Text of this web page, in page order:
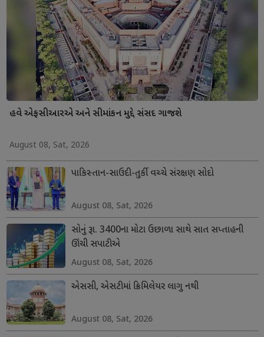
હવે એફસીઆરએ અને સીમાંકન મુદ્દે સંસદ ગાજશે
August 08, Sat, 2026
પાકિસ્તાન-સાઉદી-તુર્કી વચ્ચે સંરક્ષણ સોદો
August 08, Sat, 2026
સોનું રૂા. 3400ના મોટા ઉછાળા સાથે સાત સપ્તાહની
ઊંચી સપાટીએ
August 08, Sat, 2026
એસસી, એસટીમાં ક્રિમિલેયર લાગુ નથી
August 08, Sat, 2026